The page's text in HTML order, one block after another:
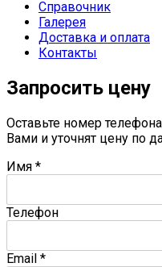
Справочник
Галерея
Доставка и оплата
Контакты
Запросить цену
Оставьте номер
Вами и уточнят цену по
Имя *
Телефон
Email *